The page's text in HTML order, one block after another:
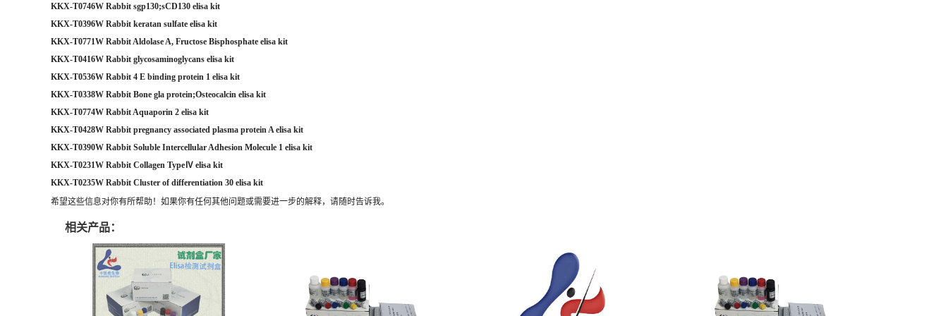
KKX-T0746W Rabbit sgp130;sCD130 elisa kit
KKX-T0396W Rabbit keratan sulfate elisa kit
KKX-T0771W Rabbit Aldolase A, Fructose Bisphosphate elisa kit
KKX-T0416W Rabbit glycosaminoglycans elisa kit
KKX-T0536W Rabbit 4 E binding protein 1 elisa kit
KKX-T0338W Rabbit Bone gla protein;Osteocalcin elisa kit
KKX-T0774W Rabbit Aquaporin 2 elisa kit
KKX-T0428W Rabbit pregnancy associated plasma protein A elisa kit
KKX-T0390W Rabbit Soluble Intercellular Adhesion Molecule 1 elisa kit
KKX-T0231W Rabbit Collagen TypeⅣ elisa kit
KKX-T0235W Rabbit Cluster of differentiation 30 elisa kit
希望这些信息对你有所帮助！如果你有任何其他问题或需要进一步的解释，请随时告诉我。
相关产品：